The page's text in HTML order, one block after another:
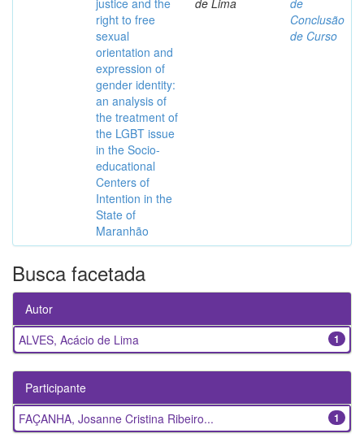
justice and the
right to free
sexual
orientation and
expression of
gender identity:
an analysis of
the treatment of
the LGBT issue
in the Socio-
educational
Centers of
Intention in the
State of
Maranhão
de Lima
de
Conclusão
de Curso
Busca facetada
Autor
1
ALVES, Acácio de Lima
Participante
1
FAÇANHA, Josanne Cristina Ribeiro...